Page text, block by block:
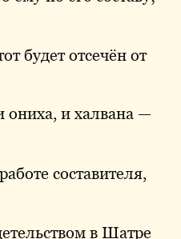
тот будет отсечён от
ониха, и халвана —
составителя,
в Шатре